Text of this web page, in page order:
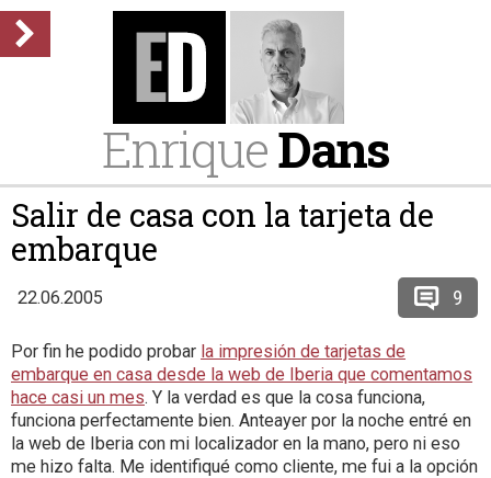
EnriqueDans
Salir de casa con la tarjeta de
embarque
22.06.2005 9
Por fin he podido probar la impresión de tarjetas de
embarque en casa desde la web de Iberia que comentamos
hace casi un mes. Y la verdad es que la cosa funciona,
funciona perfectamente bien. Anteayer por la noche entré en
la web de Iberia con mi localizador en la mano, pero ni eso
me hizo falta. Me identifiqué como cliente, me fui a la opción